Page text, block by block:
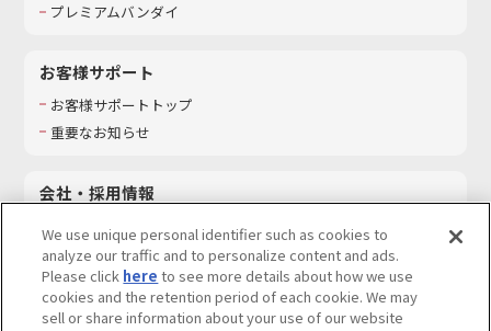
プレミアムバンダイ
お客様サポート
お客様サポートトップ
重要なお知らせ
会社・採用情報
採用情報
サステナビリティ
お問い合わせ
We use unique personal identifier such as cookies to
analyze our traffic and to personalize content and ads.
Please click here to see more details about how we use
cookies and the retention period of each cookie. We may
sell or share information about your use of our website